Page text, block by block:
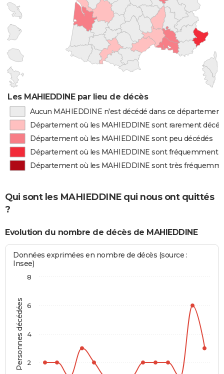
Les MAHIEDDINE par lieu de décès
Aucun MAHIEDDINE n'est décédé dans ce département
Département où les MAHIEDDINE sont rarement
Département où les MAHIEDDINE sont peu décédés
Département où les MAHIEDDINE sont fréquemment
Département où les MAHIEDDINE sont très
Qui sont les MAHIEDDINE qui nous ont quittés
?
Evolution du nombre de décès de MAHIEDDINE
Personnes décédées
Données exprimées en nombre de décès (source :
Insee)
2
4
6
8